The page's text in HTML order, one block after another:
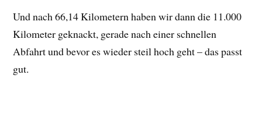
Und nach 66,14 Kilometern haben wir dann die 11.000
Kilometer geknackt, gerade nach einer schnellen
Abfahrt und bevor es wieder steil hoch geht – das passt
gut.